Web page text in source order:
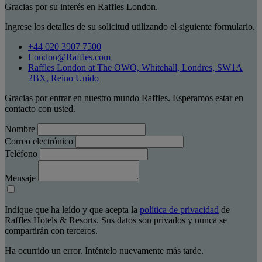
Gracias por su interés en Raffles London.
Ingrese los detalles de su solicitud utilizando el siguiente formulario.
+44 020 3907 7500
London@Raffles.com
Raffles London at The OWO, Whitehall, Londres, SW1A
2BX, Reino Unido
Gracias por entrar en nuestro mundo Raffles. Esperamos estar en
contacto con usted.
Nombre
Correo electrónico
Teléfono
Mensaje
Indique que ha leído y que acepta la política de privacidad de
Raffles Hotels & Resorts. Sus datos son privados y nunca se
compartirán con terceros.
Ha ocurrido un error. Inténtelo nuevamente más tarde.